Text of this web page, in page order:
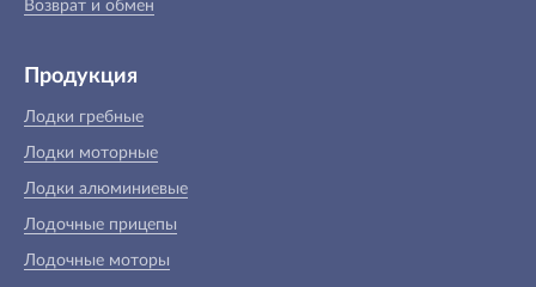
Возврат и обмен
Продукция
Лодки гребные
Лодки моторные
Лодки алюминиевые
Лодочные прицепы
Лодочные моторы